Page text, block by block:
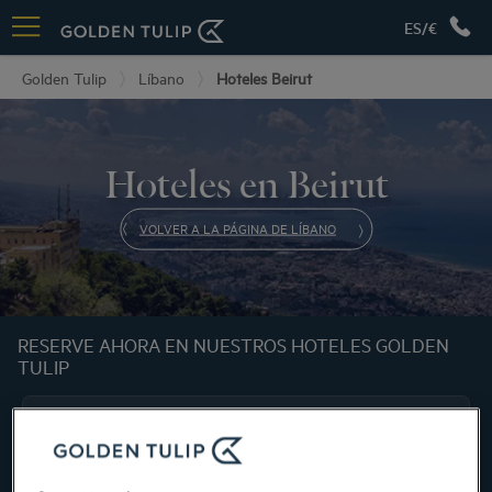
ES/€
Golden Tulip Líbano Hoteles Beirut
Hoteles en Beirut
VOLVER A LA PÁGINA DE LÍBANO
RESERVE AHORA EN NUESTROS HOTELES GOLDEN
TULIP